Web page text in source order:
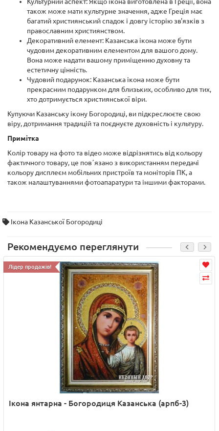
Культурний аспект: Якщо ікона виготовлена в Греції, вона
також може мати культурне значення, адже Греція має
багатий християнський спадок і довгу історію зв'язків з
православним християнством.
Декоративний елемент: Казанська ікона може бути
чудовим декоративним елементом для вашого дому.
Вона може надати вашому приміщенню духовну та
естетичну цінність.
Чудовий подарунок: Казанська ікона може бути
прекрасним подарунком для близьких, особливо для тих,
хто дотримується християнської віри.
Купуючи Казанську ікону Богородиці, ви підкреслюєте свою
віру, дотримання традицій та поєднуєте духовність і культуру.
Примітка
Колір товару на фото та відео може відрізнятись від кольору
фактичного товару, це повʼязано з використанням передачі
кольору дисплеєм мобільних пристроїв та моніторів ПК, а
також налаштуваннями фотоапаратури та іншими факторами.
Ікона Казанської Богородиці
Рекомендуємо переглянути
Лідер продажів!
Ікона янтарна - Богородиця Казанська (арпб-3)